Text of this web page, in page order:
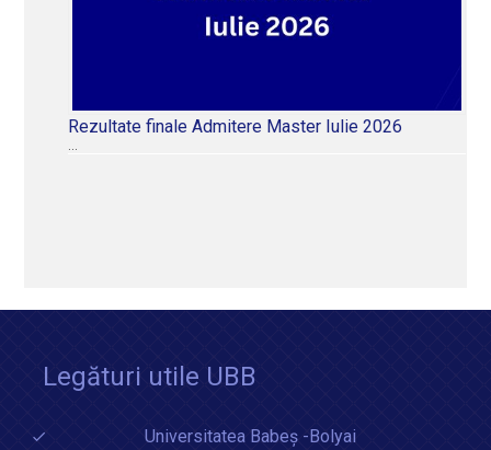
Rezultate finale Admitere Master Iulie 2026
…
Legături utile UBB
Universitatea Babeș -Bolyai